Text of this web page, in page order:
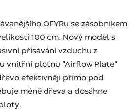
OFYRu se zásobníkem
100 cm. Nový model s
přisávání vzduchu z
vnitřní plotnu "Airflow Plate"
efektivněji přímo pod
méně dřeva a dosáhne